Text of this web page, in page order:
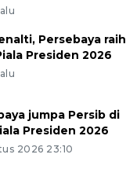
Persebaya raih
Presiden 2026
jumpa Persib di
Presiden 2026
2026 23:10